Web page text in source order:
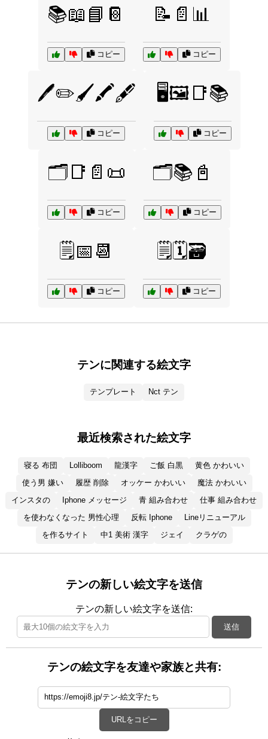
📚📖📘📔
コピー
📝📄📊
コピー
🖊️✏️🖌️🖍️🖋️
コピー
🖥️🖼️📑📚
コピー
🗂️📑📄📜
コピー
🗂️📚📓
コピー
🗒️📅📆
コピー
🗒️🗓️🗃️
コピー
テンに関連する絵文字
テンプレート Nct テン
最近検索された絵文字
寝る 布団 Lolliboom 龍漢字 ご飯 白黒
黄色 かわいい
使う男 嫌い
履歴 削除 オッケー かわいい
魔法 かわいい
インスタの
Iphone メッセージ 青 組み合わせ
仕事 組み合わせ
を使わなくなった 男性心理
反転 Iphone
Lineリニューアル
を作るサイト
中1 美術 漢字 ジェイ クラゲの
テンの新しい絵文字を送信
テンの新しい絵文字を送信:
送信
テンの絵文字を友達や家族と共有:
URLをコピー